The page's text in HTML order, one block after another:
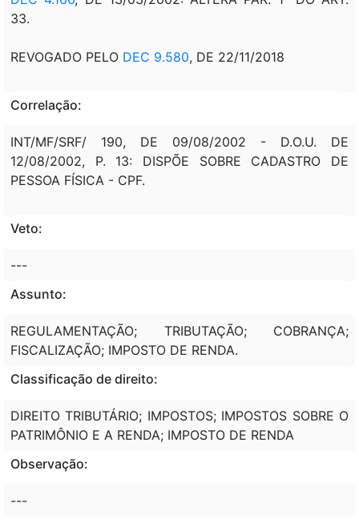
33.
REVOGADO PELO DEC 9.580, DE 22/11/2018
Correlação:
INT/MF/SRF/ 190, DE 09/08/2002 - D.O.U. DE
12/08/2002, P. 13: DISPÕE SOBRE CADASTRO DE
PESSOA FÍSICA - CPF.
Veto:
---
Assunto:
REGULAMENTAÇÃO; TRIBUTAÇÃO; COBRANÇA;
FISCALIZAÇÃO; IMPOSTO DE RENDA.
Classificação de direito:
DIREITO TRIBUTÁRIO; IMPOSTOS; IMPOSTOS SOBRE O
PATRIMÔNIO E A RENDA; IMPOSTO DE RENDA
Observação:
---